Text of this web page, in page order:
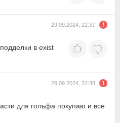
29.09.2024, 22:37
в exist
29.09.2024, 22:38
для гольфа покупаю и все